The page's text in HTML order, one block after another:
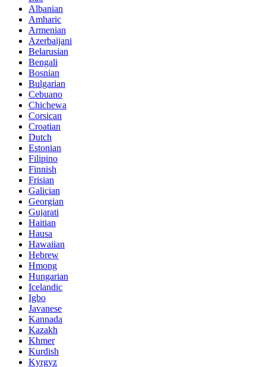
Albanian
Amharic
Armenian
Azerbaijani
Belarusian
Bengali
Bosnian
Bulgarian
Cebuano
Chichewa
Corsican
Croatian
Dutch
Estonian
Filipino
Finnish
Frisian
Galician
Georgian
Gujarati
Haitian
Hausa
Hawaiian
Hebrew
Hmong
Hungarian
Icelandic
Igbo
Javanese
Kannada
Kazakh
Khmer
Kurdish
Kyrgyz